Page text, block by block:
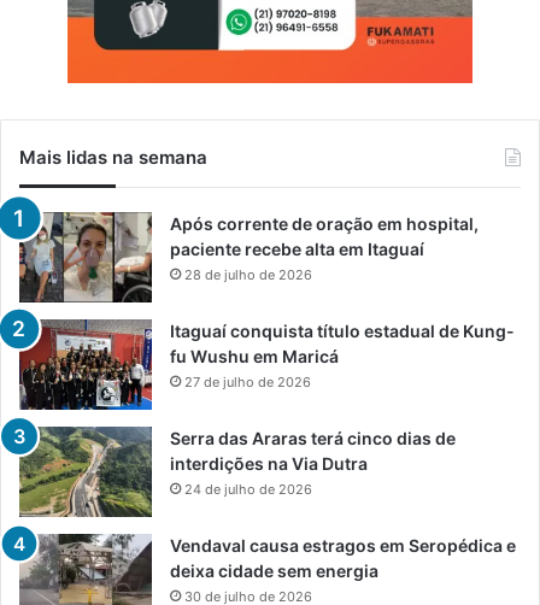
Mais lidas na semana
Após corrente de oração em hospital,
paciente recebe alta em Itaguaí
28 de julho de 2026
Itaguaí conquista título estadual de Kung-
fu Wushu em Maricá
27 de julho de 2026
Serra das Araras terá cinco dias de
interdições na Via Dutra
24 de julho de 2026
Vendaval causa estragos em Seropédica e
deixa cidade sem energia
30 de julho de 2026